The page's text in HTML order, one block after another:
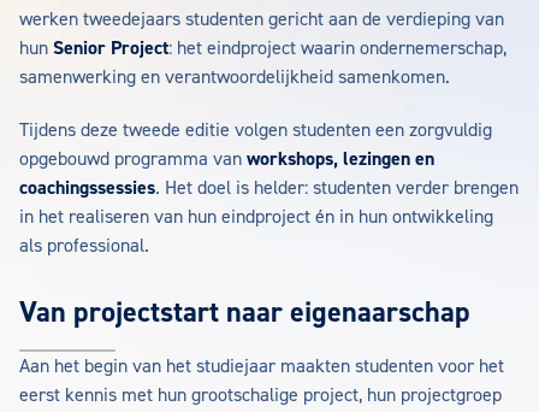
werken tweedejaars studenten gericht aan de verdieping van
hun Senior Project: het eindproject waarin ondernemerschap,
samenwerking en verantwoordelijkheid samenkomen.
Tijdens deze tweede editie volgen studenten een zorgvuldig
opgebouwd programma van workshops, lezingen en
coachingssessies. Het doel is helder: studenten verder brengen
in het realiseren van hun eindproject én in hun ontwikkeling
als professional.
Van projectstart naar eigenaarschap
Aan het begin van het studiejaar maakten studenten voor het
eerst kennis met hun grootschalige project, hun projectgroep